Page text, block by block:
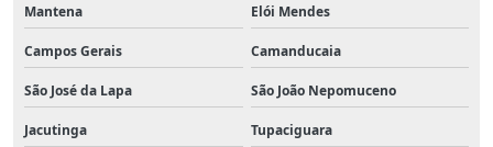
Mantena Elói Mendes
Campos Gerais Camanducaia
São José da Lapa São João Nepomuceno
Jacutinga Tupaciguara